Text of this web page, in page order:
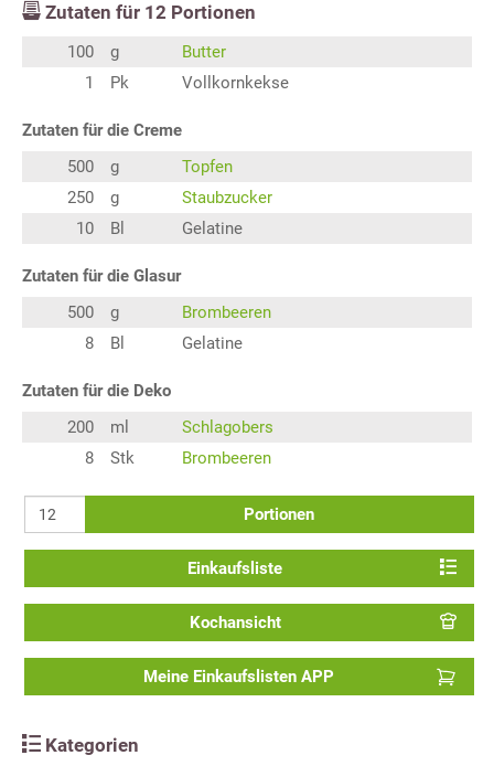
Zutaten für 12 Portionen
100 g
Butter
1
Pk Vollkornkekse
Zutaten für die Creme
500
g
Topfen
250
g
Staubzucker
10
Bl Gelatine
Zutaten für die Glasur
500
g
Brombeeren
8
Bl Gelatine
Zutaten für die Deko
200
ml
Schlagobers
8
Stk Brombeeren
Portionen
Einkaufsliste
Kochansicht
Meine Einkaufslisten APP
Kategorien